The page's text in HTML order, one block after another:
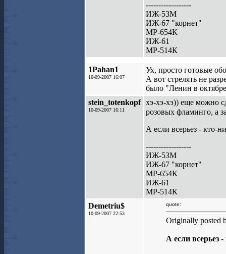
------------------
ИЖ-53М
ИЖ-67 "корнет"
МР-654К
ИЖ-61
МР-514К
1Pahan1
10-09-2007 16:07
Ух, просто готовые
А вот стрелять не
было "Ленин в
stein_totenkopf
10-09-2007 16:11
хэ-хэ-хэ)) еще можно
розовых фламинго, а
А если всерьез - кто-
------------------
ИЖ-53М
ИЖ-67 "корнет"
МР-654К
ИЖ-61
МР-514К
Demetriu$
10-09-2007 22:53
quote:
Originally posted
А если всерьез